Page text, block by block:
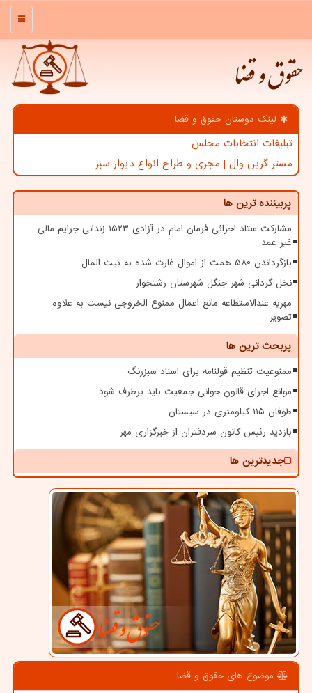
منو
حقوق و قضا
لینک دوستان حقوق و قضا
تبلیغات انتخابات مجلس
مستر گرین وال | مجری و طراح انواع دیوار سبز
پربیننده ترین ها
مشارکت ستاد اجرائی فرمان امام در آزادی ۱۵۲۳ زندانی جرایم مالی
غیر عمد
بازگرداندن ۵۸۰ همت از اموال غارت شده به بیت المال
نخل گردانی شهر جنگل شهرستان رشتخوار
مهریه عندالاستطاعه مانع اعمال ممنوع الخروجی نیست به علاوه
تصویر
پربحث ترین ها
ممنوعیت تنظیم قولنامه برای اسناد سبزرنگ
موانع اجرای قانون جوانی جمعیت باید برطرف شود
طوفان ۱۱۵ کیلومتری در سیستان
بازدید رئیس کانون سردفتران از خبرگزاری مهر
جدیدترین ها
موضوع های حقوق و قضا